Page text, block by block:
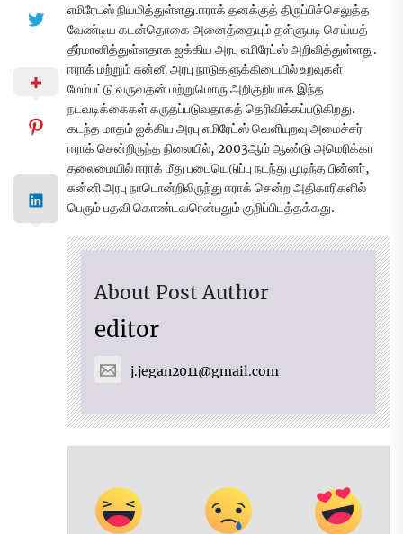
எமிரேடஸ் நியமித்துள்ளது.ஈராக் தனக்குத் திருப்பிச்செலுத்த
வேண்டிய கடன்தொகை அனைத்தையும் தள்ளுபடி செய்யத்
தீர்மானித்துள்ளதாக ஐக்கிய அரபு எமிரேட்ஸ் அறிவித்துள்ளது.
ஈராக் மற்றும் சுன்னி அரபு நாடுகளுக்கிடையில் உறவுகள்
மேம்பட்டு வருவதன் மற்றுமொரு அறிகுறியாக இந்த
நடவடிக்கைகள் கருதப்படுவதாகத் தெரிவிக்கப்படுகிறது.
கடந்த மாதம் ஐக்கிய அரபு எமிரேட்ஸ் வெளியுறவு அமைச்சர்
ஈராக் சென்றிருந்த நிலையில், 2003ஆம் ஆண்டு அமெரிக்கா
தலைமையில் ஈராக் மீது படையெடுப்பு நடந்து முடிந்த பின்னர்,
சுன்னி அரபு நாடொன்றிலிருந்து ஈராக் சென்ற அதிகாரிகளில்
பெரும் பதவி கொண்டவரென்பதும் குறிப்பிடத்தக்கது.
About Post Author
editor
j.jegan2011@gmail.com